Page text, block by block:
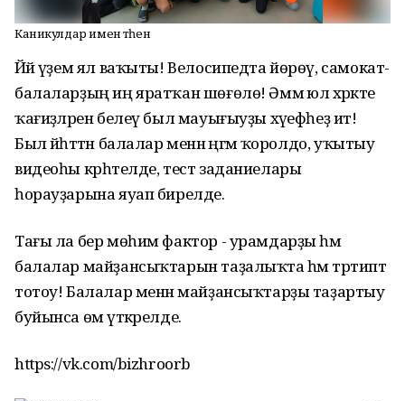
Каникулдар имен үтһен
Йәй әүҙем ял ваҡыты! Велосипедта йөрөү, самокат-
балаларҙың иң яратҡан шөғөлө! Әммә юл хәрәкәте
ҡағиҙәләрен белеү был мауығыуҙы хәүефһеҙ итә!
Был йәһәттән балалар менән әңгәмә ҡоролдо, уҡытыу
видеоһы крһәтелде, тест заданиелары
һорауҙарына яуап бирелде.
Тағы ла бер мөһим фактор - урамдарҙы һәм
балалар майҙансыҡтарын таҙалыҡта һәм тәртиптә
тотоу! Балалар менән майҙансыҡтарҙы таҙартыу
буйынса өмә үткәрелде.
https://vk.com/bizhroorb